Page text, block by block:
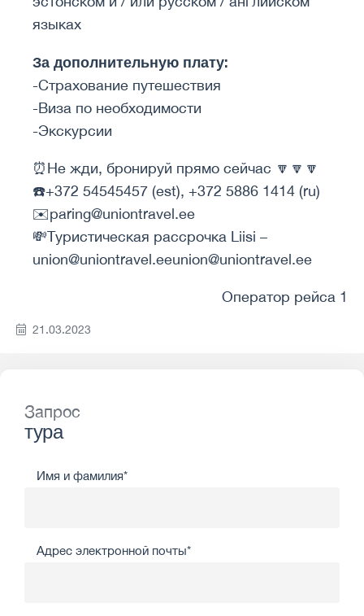
языках
За дополнительную плату:
-Страхование путешествия
-Виза по необходимости
-Экскурсии
⏰Не жди, бронируй прямо сейчас 🔽🔽🔽
☎️+372 54545457 (est), +372 5886 1414 (ru)
✉️paring@uniontravel.ee
💸Туристическая рассрочка Liisi –
union@uniontravel.eeunion@uniontravel.ee
Оператор рейса 1
21.03.2023
Запрос
тура
Имя и фамилия*
Адрес электронной почты*